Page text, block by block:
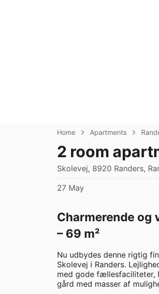
Home Apartments
2 room
Skolevej, 8920 Randers,
27 May
Charmerende og
– 69 m²
Nu udbydes denne rigtig
Skolevej i Randers.
med gode fællesfaciliteter,
gård med masser af